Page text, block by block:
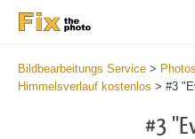
Bildbearbeitungs Service >
Himmelsverlauf kostenlos > #3
#3